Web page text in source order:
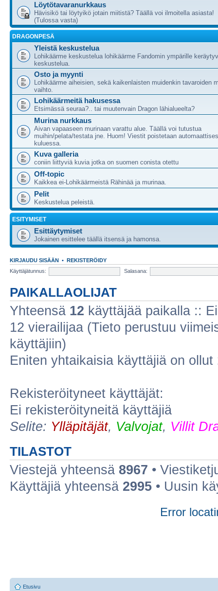
Löytötavaranurkkaus
Hävisikö tai löytyikö jotain miitistä? Täällä voi ilmoitella asiasta!
(Tulossa vasta)
DRAGONPESÄ
Yleistä keskustelua
Lohikäärme keskustelua lohikäärme Fandomin ympärille
keskustelua.
Osto ja myynti
Lohikäärme aiheisien, sekä kaikenlaisten muidenkin tavaroiden
vaihto.
Lohikäärmeitä hakusessa
Etsimässä seuraa?.. tai muutenvain Dragon lähialueelta?
Murina nurkkaus
Aivan vapaaseen murinaan varattu alue. Täällä voi tutustua
muihin/pelata/testata jne. Huom! Viestit poistetaan
kuluessa.
Kuva galleria
coniin liittyviä kuvia jotka on suomen conista otettu
Off-topic
Kaikkea ei-Lohikäärmeistä Rähinää ja murinaa.
Pelit
Keskustelua peleistä.
ESITYMISET
Esittäytymiset
Jokainen esittelee täällä itsensä ja hamonsa.
KIRJAUDU SISÄÄN • REKISTERÖIDY
Käyttäjätunnus:
Salasana:
PAIKALLAOLIJAT
Yhteensä 12 käyttäjää paikalla ::
12 vierailijaa (Tieto perustuu
käyttäjiin)
Eniten yhtaikaisia käyttäjiä on ollut
Rekisteröityneet käyttäjät:
Ei rekisteröityneitä käyttäjiä
Selite: Ylläpitäjät, Valvojat, Villit
TILASTOT
Viestejä yhteensä 8967 •
Käyttäjiä yhteensä 2995 • Uusin
Error
Etusivu